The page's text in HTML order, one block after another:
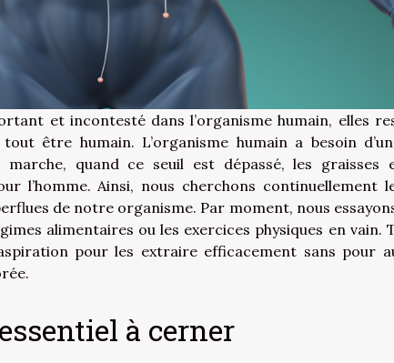
et incontesté dans l’organisme humain, elles
être humain. L’organisme humain a besoin
quand ce seuil est dépassé, les graisses
l’homme. Ainsi, nous cherchons continuellement
de notre organisme. Par moment, nous
alimentaires ou les exercices physiques en vain.
pour les extraire efficacement sans pour
à cerner